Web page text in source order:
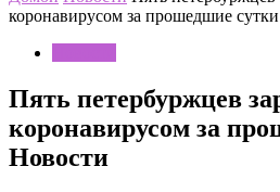
коронавирусом за прошедшие
Пять петербуржцев
коронавирусом за
Новости